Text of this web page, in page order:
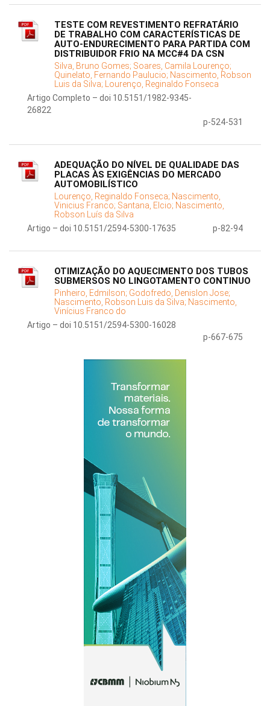
TESTE COM REVESTIMENTO REFRATÁRIO
DE TRABALHO COM CARACTERÍSTICAS DE
AUTO-ENDURECIMENTO PARA PARTIDA COM
DISTRIBUIDOR FRIO NA MCC#4 DA CSN
Silva, Bruno Gomes; Soares, Camila Lourenço;
Quinelato, Fernando Paulucio; Nascimento, Robson
Luis da Silva; Lourenço, Reginaldo Fonseca
Artigo Completo – doi 10.5151/1982-9345-
26822
p-524-531
ADEQUAÇÃO DO NÍVEL DE QUALIDADE DAS
PLACAS ÀS EXIGÊNCIAS DO MERCADO
AUTOMOBILÍSTICO
Lourenço, Reginaldo Fonseca; Nascimento,
Vinicius Franco; Santana, Elcio; Nascimento,
Robson Luís da Silva
Artigo – doi 10.5151/2594-5300-17635
p-82-94
OTIMIZAÇÃO DO AQUECIMENTO DOS TUBOS
SUBMERSOS NO LINGOTAMENTO CONTINUO
Pinheiro, Edmilson; Godofredo, Denislon Jose;
Nascimento, Robson Luis da Silva; Nascimento,
Vinícius Franco do
Artigo – doi 10.5151/2594-5300-16028
p-667-675